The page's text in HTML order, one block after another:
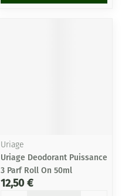
Uriage
Uriage Deodorant Puissance
3 Parf Roll On 50ml
12,50 €